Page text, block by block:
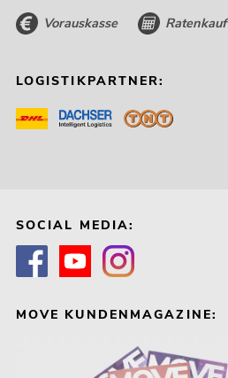
Vorauskasse Ratenkauf
LOGISTIKPARTNER:
SOCIAL MEDIA:
MOVE KUNDENMAGAZINE: